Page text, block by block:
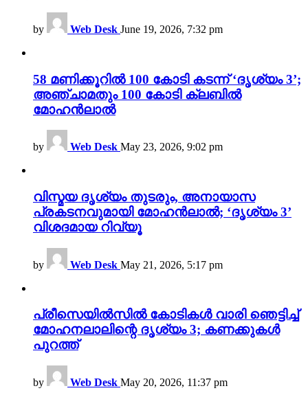
by Web Desk June 19, 2026, 7:32 pm
58 മണിക്കൂറിൽ 100 കോടി കടന്ന് ‘ദൃശ്യം 3’;
അഞ്ചാമതും 100 കോടി ക്ലബിൽ
മോഹൻലാൽ
by Web Desk May 23, 2026, 9:02 pm
വിസ്മയ ദൃശ്യം തുടരും, അനായാസ
പ്രകടനവുമായി മോഹൻലാൽ; ‘ദൃശ്യം 3’
വിശദമായ റിവ്യൂ
by Web Desk May 21, 2026, 5:17 pm
പ്രീസെയിൽസിൽ കോടികൾ വാരി ഞെട്ടിച്ച്
മോഹനലാലിന്റെ ദൃശ്യം 3; കണക്കുകൾ
പുറത്ത്
by Web Desk May 20, 2026, 11:37 pm